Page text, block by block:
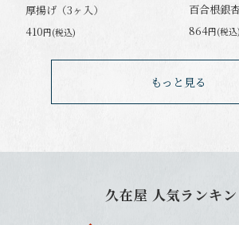
厚揚げ（3ヶ入）
410円(税込)
百合根銀
864円(税込)
もっと見る
久在屋 人気ランキ